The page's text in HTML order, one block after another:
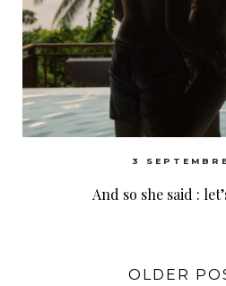
3
And so she said :
OLDER